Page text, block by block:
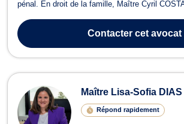
pénal. En droit de la famille, Maître Cyril
légale, de filiation, de droit de garde et de droit
pension a...
Contactercet avocat
Maître Lisa-Sofia
Répond rapidement